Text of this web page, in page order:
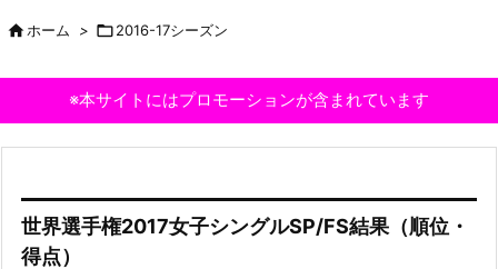
ホーム > 2016-17シーズン
※本サイトにはプロモーションが含まれています
世界選手権2017女子シングルSP/FS結果（順位・
得点）